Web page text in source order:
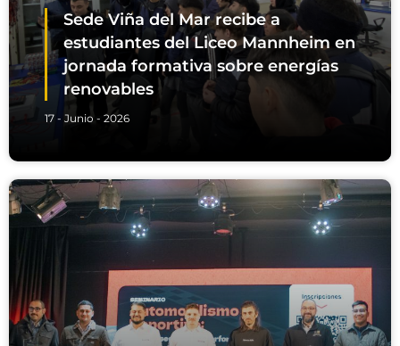
Sede Viña del Mar recibe a
estudiantes del Liceo Mannheim en
jornada formativa sobre energías
renovables
17 - Junio - 2026